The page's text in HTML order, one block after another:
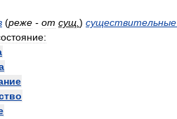
(реже - от сущ ) существительные